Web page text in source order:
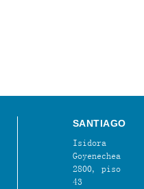
SANTIAGO
Isidora
Goyenechea
2800, piso
43